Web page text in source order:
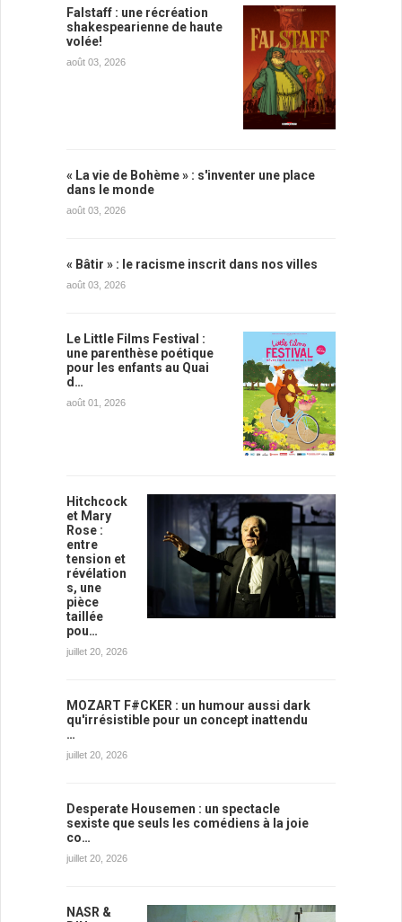
Falstaff : une récréation
shakespearienne de haute
volée!
août 03, 2026
« La vie de Bohème » : s'inventer une place
dans le monde
août 03, 2026
« Bâtir » : le racisme inscrit dans nos villes
août 03, 2026
Le Little Films Festival :
une parenthèse poétique
pour les enfants au Quai
d…
août 01, 2026
Hitchcock
et Mary
Rose :
entre
tension et
révélation
s, une
pièce
taillée
pou…
juillet 20, 2026
MOZART F#CKER : un humour aussi dark
qu'irrésistible pour un concept inattendu
…
juillet 20, 2026
Desperate Housemen : un spectacle
sexiste que seuls les comédiens à la joie
co…
juillet 20, 2026
NASR &